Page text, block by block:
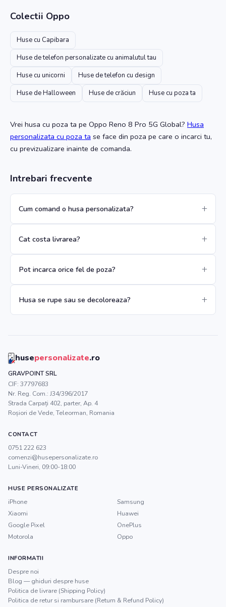
Colectii Oppo
Huse cu Capibara
Huse de telefon personalizate cu animalutul tau
Huse cu unicorni
Huse de telefon cu design
Huse de Halloween
Huse de crăciun Huse cu poza ta
Vrei husa cu poza ta pe Oppo Reno 8 Pro 5G Global? Husa
personalizata cu poza ta se face din poza pe care o incarci tu,
cu previzualizare inainte de comanda.
Intrebari frecvente
Cum comand o husa personalizata?
Cat costa livrarea?
Pot incarca orice fel de poza?
Husa se rupe sau se decoloreaza?
husepersonalizate.ro
GRAVPOINT SRL
CIF: 37797683
Nr. Reg. Com.: J34/396/2017
Strada Carpați 402, parter, Ap. 4
Roșiori de Vede,Teleorman, Romania
CONTACT
0751 222 623
comenzi@husepersonalizate.ro
Luni-Vineri, 09:00-18:00
HUSE PERSONALIZATE
iPhone
Samsung
Xiaomi
Huawei
Google Pixel
OnePlus
Motorola
Oppo
INFORMATII
Despre noi
Blog — ghiduri despre huse
Politica de livrare (Shipping Policy)
Politica de retur si rambursare (Return & Refund Policy)